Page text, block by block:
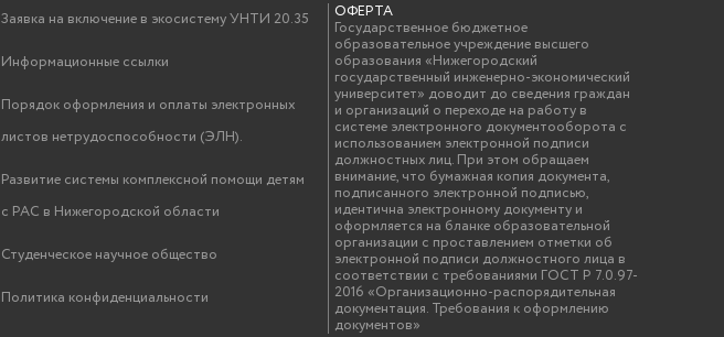
Заявка на включение в экосистему УНТИ 20.35
Информационные ссылки
Порядок оформления и оплаты электронных
листов нетрудоспособности (ЭЛН).
Развитие системы комплексной помощи детям
с РАС в Нижегородской области
Студенческое научное общество
Политика конфиденциальности
ОФЕРТА
Государственное бюджетное
образовательное учреждение высшего
образования «Нижегородский
государственный инженерно-экономический
университет» доводит до сведения граждан
и организаций о переходе на работу в
системе электронного документооборота с
использованием электронной подписи
должностных лиц. При этом обращаем
внимание, что бумажная копия документа,
подписанного электронной подписью,
идентична электронному документу и
оформляется на бланке образовательной
организации с проставлением отметки об
электронной подписи должностного лица в
соответствии с требованиями ГОСТ Р 7.0.97-
2016 «Организационно-распорядительная
документация. Требования к оформлению
документов»